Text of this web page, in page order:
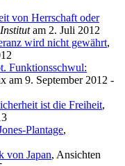
von Herrschaft oder
am 2. Juli 2012
wird nicht gewährt,
Funktionsschwul:
am 9. September 2012 -
ist die Freiheit,
Plantage,
von Japan, Ansichten